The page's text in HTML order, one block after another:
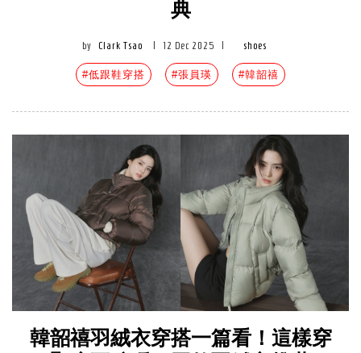
典
by Clark Tsao 12 Dec 2025 shoes
#低跟鞋穿搭 #張員瑛 #韓韶禧
韓韶禧羽絨衣穿搭一篇看！這樣穿